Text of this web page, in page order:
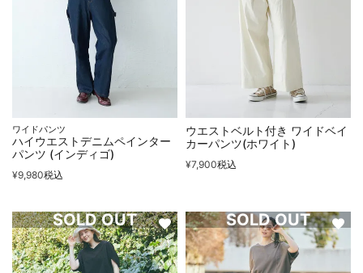
ワイドパンツ
ハイウエストデニムペインター
パンツ (インディゴ)
¥9,980税込
ウエストベルト付き ワイドベイ
カーパンツ(ホワイト)
¥7,900税込
SOLD OUT SOLD OUT